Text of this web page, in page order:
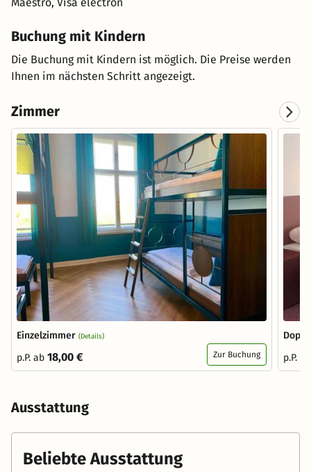
Buchung mit Kindern
Die Buchung mit Kindern ist möglich. Die Preise werden
Ihnen im nächsten Schritt angezeigt.
Zimmer
Einzelzimmer (Details)
p.P. ab 18,00 € Zur Buchung
p.P.
Ausstattung
Beliebte Ausstattung